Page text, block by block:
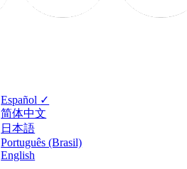
Español ✓
简体中文
日本語
Português (Brasil)
English